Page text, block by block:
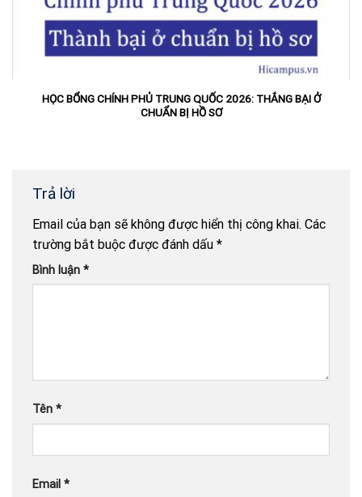
HỌC BỔNG CHÍNH PHỦ TRUNG QUỐC 2026: THẮNG BẠI Ở
CHUẨN BỊ HỒ SƠ
Trả lời
Email của bạn sẽ không được hiển thị công khai. Các
trường bắt buộc được đánh dấu *
Bình luận *
Tên *
Email *